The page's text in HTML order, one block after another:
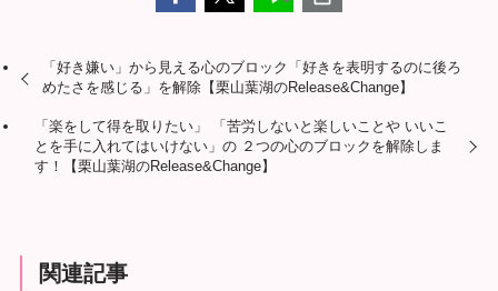
「好き嫌い」から見える心のブロック「好きを表明するのに後ろ
めたさを感じる」を解除【栗山葉湖のRelease&Change】
「楽をして得を取りたい」 「苦労しないと楽しいことや いいこ
とを手に入れてはいけない」の ２つの心のブロックを解除しま
す！【栗山葉湖のRelease&Change】
関連記事